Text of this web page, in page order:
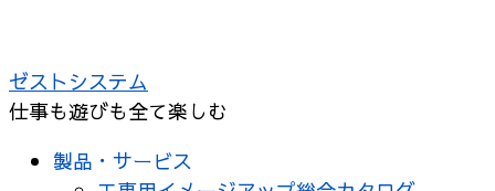
ゼストシステム
仕事も遊びも全て楽しむ
製品・サービス